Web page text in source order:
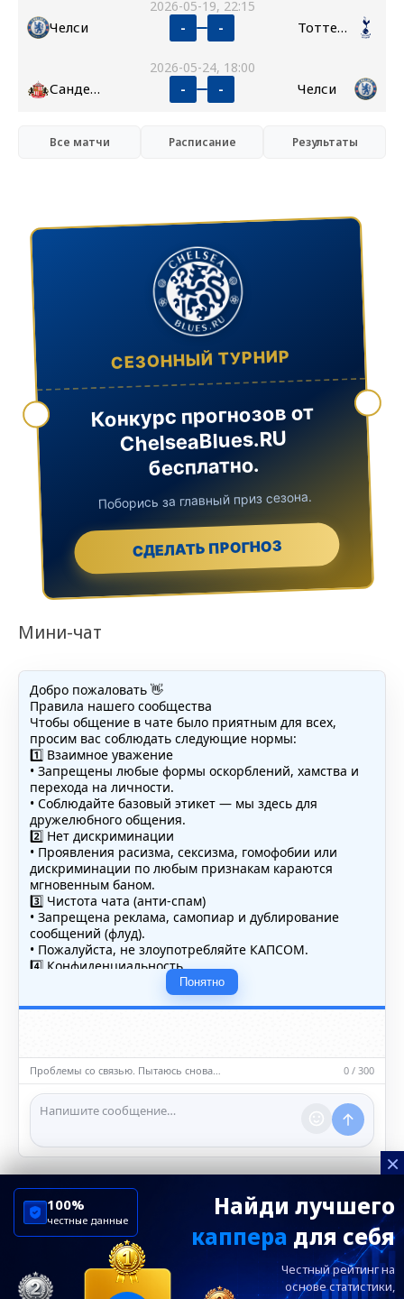
2026-05-19, 22:15
Челси - - Тоттенхэм
2026-05-24, 18:00
Сандерленд - - Челси
Все матчи Расписание Результаты
СЕЗОННЫЙ ТУРНИР
Конкурс прогнозов от
ChelseaBlues.RU
бесплатно.
Поборись за главный приз сезона.
СДЕЛАТЬ ПРОГНОЗ
Мини-чат
Добро пожаловать 👋
Правила нашего сообщества
Чтобы общение в чате было приятным для всех,
просим вас соблюдать следующие нормы:
1️⃣ Взаимное уважение
• Запрещены любые формы оскорблений, хамства и
перехода на личности.
• Соблюдайте базовый этикет — мы здесь для
дружелюбного общения.
2️⃣ Нет дискриминации
• Проявления расизма, сексизма, гомофобии или
дискриминации по любым признакам караются
мгновенным баном.
3️⃣ Чистота чата (анти-спам)
• Запрещена реклама, самопиар и дублирование
сообщений (флуд).
• Пожалуйста, не злоупотребляйте КАПСОМ.
4️⃣ Конфиденциальность
• Не публикуйте личные данные — свои или чужие
(телефоны, адреса, документы).
5️⃣ Уместность контента
насилию.
ℹ️ Модераторы и администраторы вправе удалять
сообщения и ограничивать доступ к чату при
нарушении правил.
Понятно
Проблемы со связью. Пытаюсь снова… 0 / 300
×
Найди лучшего
каппера для себя
Честный рейтинг на
основе статистики,
100%
честные данные
ChelseaBluesRu
ФК Челси
Посетителям
Информация